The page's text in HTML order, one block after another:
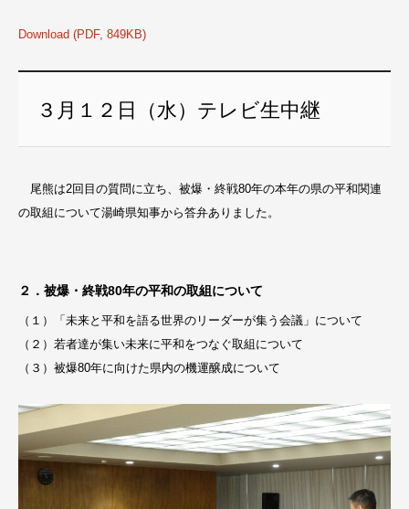
Download (PDF, 849KB)
３月１２日（水）テレビ生中継
尾熊は2回目の質問に立ち、被爆・終戦80年の本年の県の平和関連
の取組について湯崎県知事から答弁ありました。
２．被爆・終戦80年の平和の取組について
（１）「未来と平和を語る世界のリーダーが集う会議」について
（２）若者達が集い未来に平和をつなぐ取組について
（３）被爆80年に向けた県内の機運醸成について